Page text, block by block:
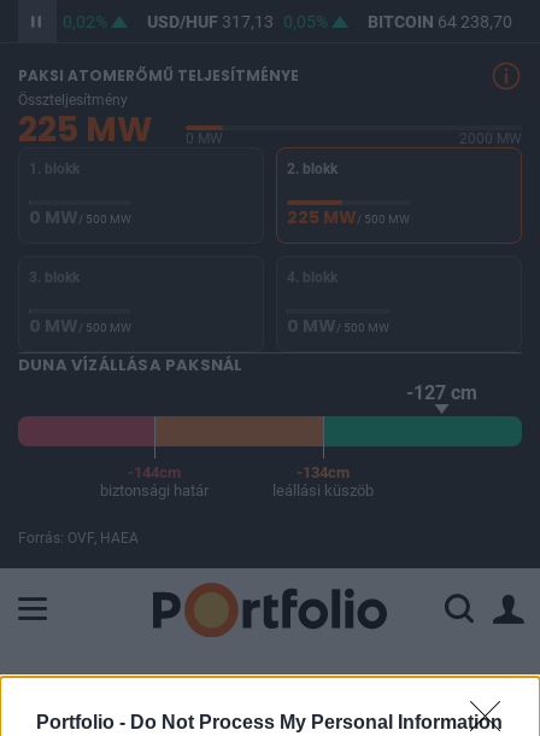
Portfolio - Do Not Process My Personal Information
0,02% USD/HUF317,13 0,05% BITCOIN64 238,70
PAKSI ATOMERŐMŰ TELJESÍTMÉNYE
Összteljesítmény
225 MW 0 MW
2000 MW
1. blokk
0 MW/ 500 MW
2. blokk
225 MW/ 500 MW
3. blokk
0 MW/ 500 MW
4. blokk
0 MW/ 500 MW
DUNA VÍZÁLLÁSA PAKSNÁL
-127 cm
-144cm
biztonsági határ
-134cm
leállási küszöb
Forrás: OVF, HAEA